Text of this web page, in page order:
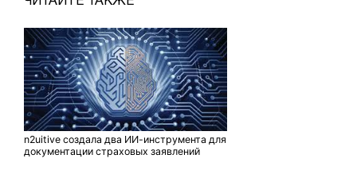
n2uitive создала два ИИ-инструмента для
документации страховых заявлений